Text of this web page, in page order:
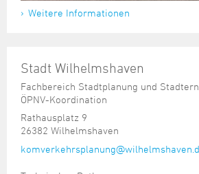
Weitere Informationen
Stadt Wilhelmshaven
Fachbereich Stadtplanung und
ÖPNV-Koordination
Rathausplatz 9
26382 Wilhelmshaven